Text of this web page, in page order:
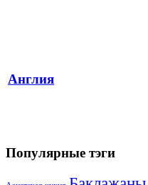
Англия
Популярные тэги